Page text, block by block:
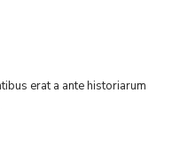
erat a ante historiarum